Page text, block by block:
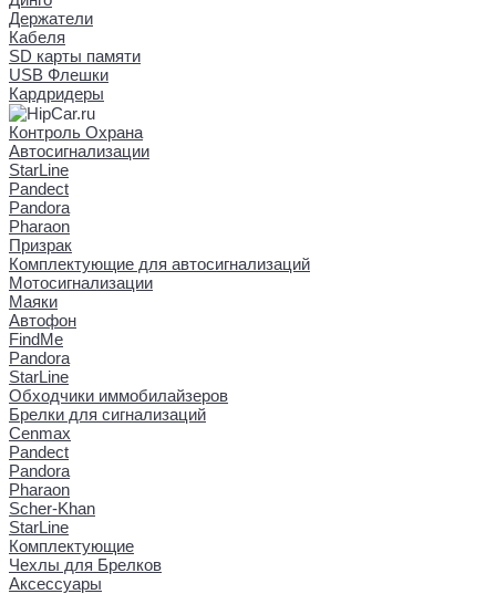
Держатели
Кабеля
SD карты памяти
USB Флешки
Кардридеры
Контроль Охрана
Автосигнализации
StarLine
Pandect
Pandora
Pharaon
Призрак
Комплектующие для автосигнализаций
Мотосигнализации
Маяки
Автофон
FindMe
Pandora
StarLine
Обходчики иммобилайзеров
Брелки для сигнализаций
Cenmax
Pandect
Pandora
Pharaon
Scher-Khan
StarLine
Комплектующие
Чехлы для Брелков
Аксессуары